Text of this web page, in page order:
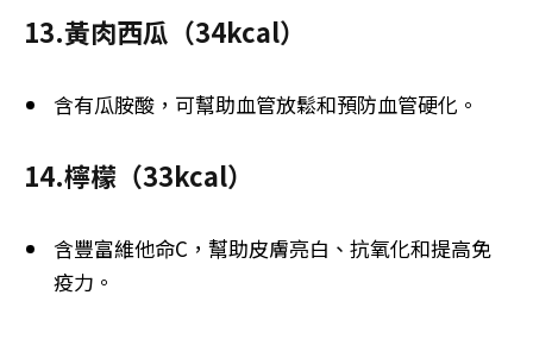
13.黃肉西瓜（34kcal）
含有瓜胺酸，可幫助血管放鬆和預防血管硬化。
14.檸檬（33kcal）
含豐富維他命C，幫助皮膚亮白、抗氧化和提高免
疫力。